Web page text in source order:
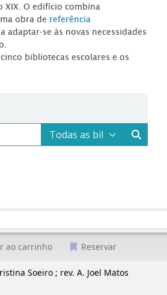
XIX. O edifício combina
obra de referência
adaptar-se às novas necessidades
bibliotecas escolares e os
ao carrinho Reservar
Soeiro ; rev. A. Joel Matos